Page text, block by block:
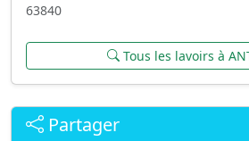
63840
Tous les lavoirs à
Partager